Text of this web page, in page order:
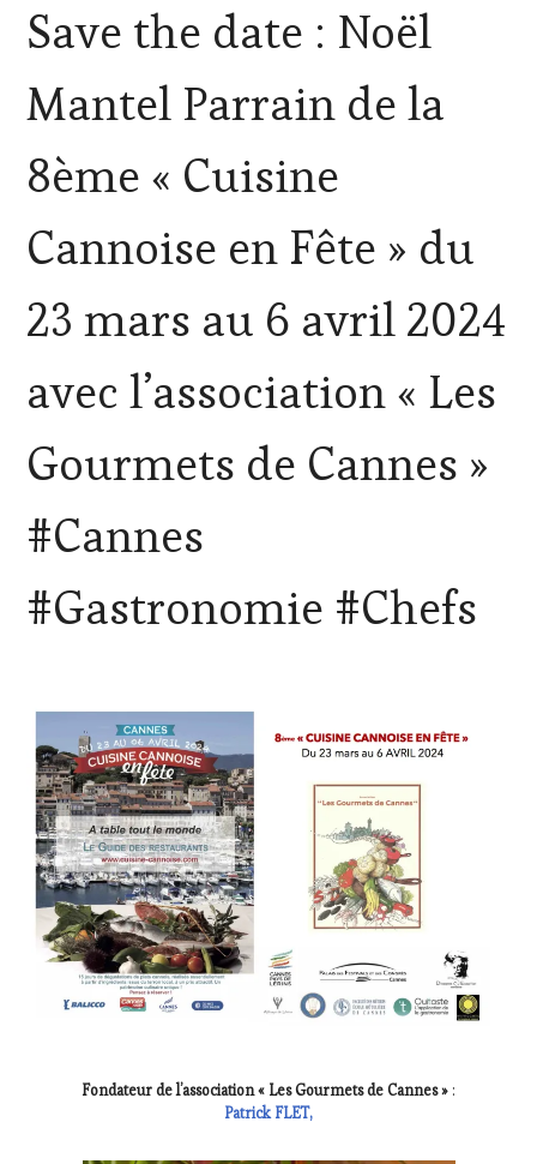
CLUB
:
TASTING
VOUCHER,
DE-
PROVENCE,
GUEST
DOMAINE
ADHÉRENT,
VIN
EDITION
LES
DU
VIN
DE
LA
GASTRONOMIE
FRANÇAISE,
TASTING,
LIVE
STREAMING,
MASTERCLASS,
MÉDIAS,
PRESSE
ÉCRITE,
RADIO,
TV,
WEB,
OENOTOURISME,
PARTENAIRES
PRODUCTEURS
Save the date : Noël
Mantel Parrain de la
8ème « Cuisine
Cannoise en Fête » du
23 mars au 6 avril 2024
avec l’association « Les
Gourmets de Cannes »
#Cannes
#Gastronomie #Chefs
Fondateur de l’association « Les Gourmets de Cannes » :
Patrick FLET,